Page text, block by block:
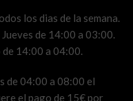
los dias de la semana.
de 14:00 a 03:00.
14:00 a 04:00.
de 04:00 a 08:00 el
el pago de 15€ por